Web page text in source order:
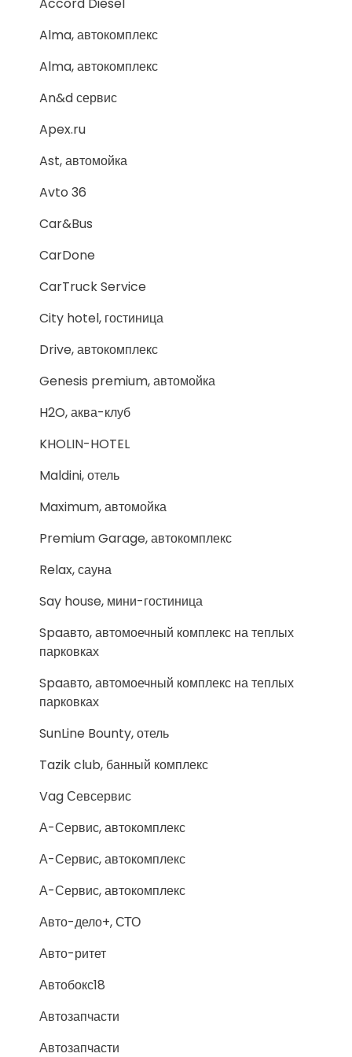
Alma, автокомплекс
Alma, автокомплекс
An&d сервис
Apex.ru
Ast, автомойка
Avto 36
Car&Bus
CarDone
CarTruck Service
City hotel, гостиница
Drive, автокомплекс
Genesis premium, автомойка
H2O, аква-клуб
KHOLIN-HOTEL
Maldini, отель
Maximum, автомойка
Premium Garage, автокомплекс
Relax, сауна
Say house, мини-гостиница
Spaавто, автомоечный комплекс на теплых
парковках
Spaавто, автомоечный комплекс на теплых
парковках
SunLine Bounty, отель
Tazik club, банный комплекс
Vag Севсервис
А-Сервис, автокомплекс
А-Сервис, автокомплекс
А-Сервис, автокомплекс
Авто-дело+, СТО
Авто-ритет
Автобокс18
Автозапчасти
Автозапчасти